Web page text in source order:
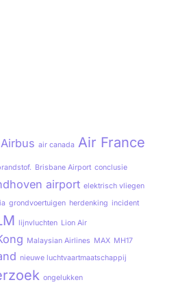
Airbus air canada Air France
Brisbane Airport conclusie
airport elektrisch vliegen
grondvoertuigen herdenking incident
lijnvluchten Lion Air
Malaysian Airlines MAX MH17
nieuwe luchtvaartmaatschappij
ongelukken